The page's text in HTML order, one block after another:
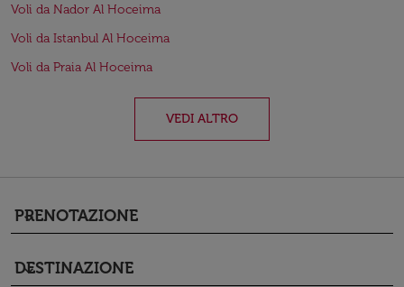
Voli da Nador Al Hoceima
Voli da Istanbul Al Hoceima
Voli da Praia Al Hoceima
VEDI ALTRO
PRENOTAZIONE
keyboard_arrow_down
DESTINAZIONE
keyboard_arrow_down